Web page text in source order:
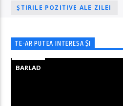
ȘTIRILE POZITIVE ALE ZILEI
TE-AR PUTEA INTERESA ȘI
BARLAD